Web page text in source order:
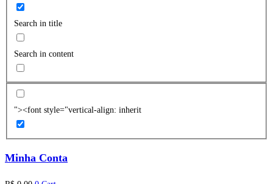
Search in title
Search in content
"><font style="vertical-align: inherit
Minha Conta